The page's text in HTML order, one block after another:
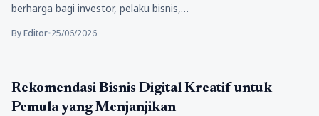
berharga bagi investor, pelaku bisnis,…
By Editor•25/06/2026
Bisnis
Rekomendasi Bisnis Digital Kreatif untuk
Pemula yang Menjanjikan